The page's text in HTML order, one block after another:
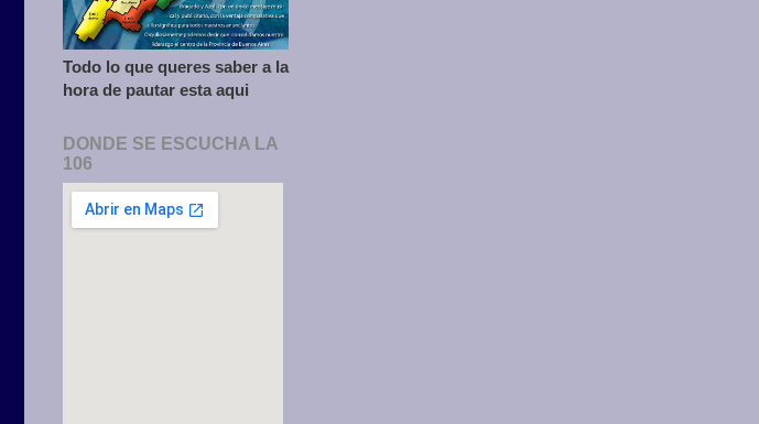
Todo lo que queres saber a la
hora de pautar esta aqui
DONDE SE ESCUCHA LA
106